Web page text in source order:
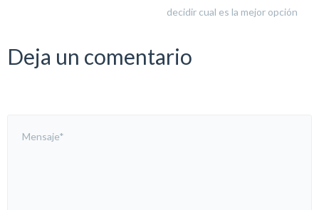
decidir cual es la mejor opción
Deja un comentario